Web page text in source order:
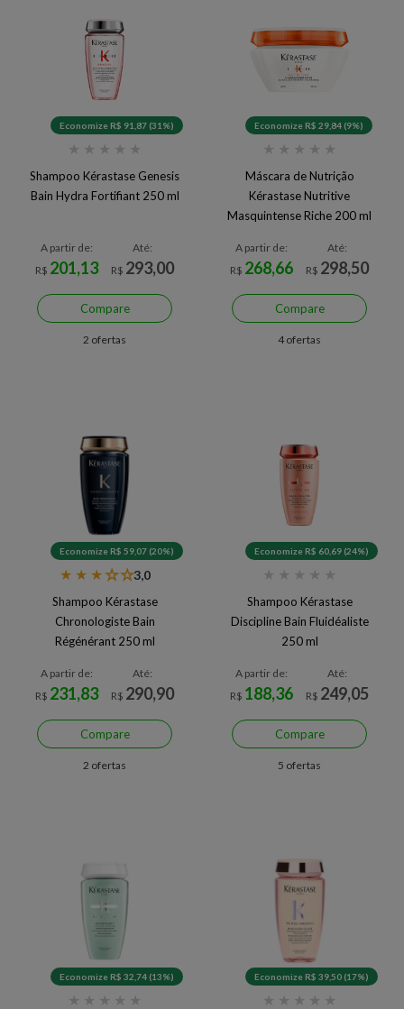
Economize R$ 91,87 (31%)
★ ★ ★ ★ ★
Shampoo Kérastase Genesis
Bain Hydra Fortifiant 250 ml
A partir de:
R$ 201,13
Até:
R$ 293,00
Compare
2 ofertas
Economize R$ 29,84 (9%)
★ ★ ★ ★ ★
Máscara de Nutrição
Kérastase Nutritive
Masquintense Riche 200 ml
A partir de:
R$ 268,66
Até:
R$ 298,50
Compare
4 ofertas
Economize R$ 59,07 (20%)
★ ★ ★★★3,0
Shampoo Kérastase
Chronologiste Bain
Régénérant 250 ml
A partir de:
R$ 231,83
Até:
R$ 290,90
Compare
2 ofertas
Economize R$ 60,69 (24%)
★ ★ ★ ★ ★
Shampoo Kérastase
Discipline Bain Fluidéaliste
250 ml
A partir de:
R$ 188,36
Até:
R$ 249,05
Compare
5 ofertas
Economize R$ 32,74 (13%)
★ ★ ★ ★ ★
Economize R$ 39,50 (17%)
★ ★ ★ ★ ★